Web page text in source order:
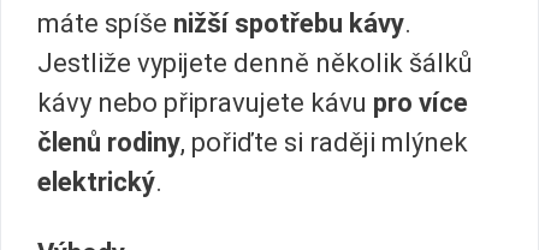
máte spíše nižší spotřebu kávy.
Jestliže vypijete denně několik šálků
kávy nebo připravujete kávu pro více
členů rodiny, pořiďte si raději mlýnek
elektrický.